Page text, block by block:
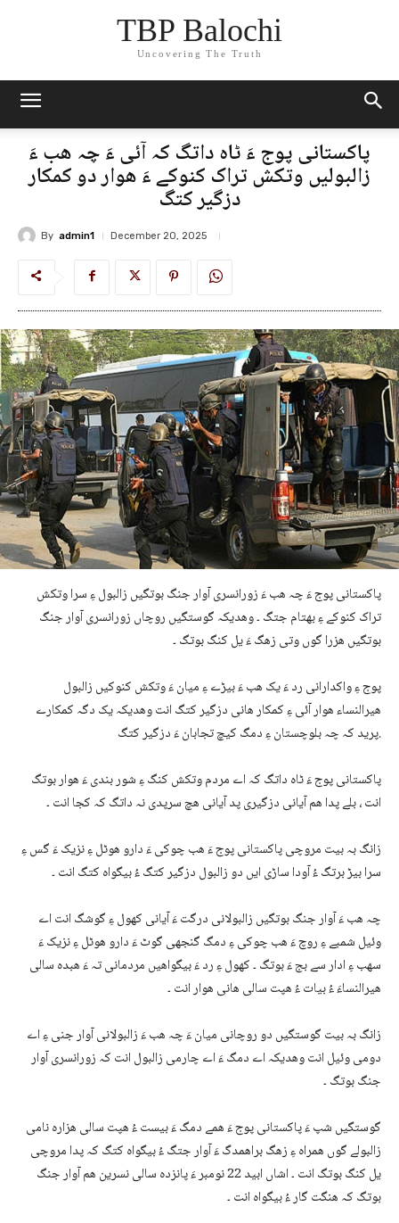
TBP Balochi
Uncovering The Truth
پاکستانی پوج ءَ ٹاہ داتگ کہ آئی ءَ چہ ھب ءَ
زالبولیں وتکش تراک کنوکے ءَ ھوار دو کمکار
دزگیر کتگ
By admin1 December 20, 2025
پاکستانی پوج ءَ چہ ھب ءَ زورانسری آوار جنگ بوتگیں زالبول ءِ سرا وتکش
تراک کنوکے ءِ بھتام جتگ ۔ وھدیکہ گوستگیں روچاں زورانسری آوار جنگ
بوتگیں ھزرا گوں وتی زھگ ءَ یل کنگ بوتگ ۔
پوج ءِ واکدارانی رد ءَ یک ھب ءَ بیڑے ءِ میان ءَ وتکش کنوکیں زالبول
ھیرالنساء ھوار آئی ءِ کمکار ھانی دزگیر کتگ انت وھدیکہ یک دگہ کمکارے
پرید کہ چہ بلوچستان ءِ دمگ کیچ تجابان ءَ دزگیر کتگ.
پاکستانی پوج ءَ ٹاہ داتگ کہ اے مردم وتکش کنگ ءِ شور بندی ءَ ھوار بوتگ
انت ، بلے پدا ھم آیانی دزگیری پد آیانی ھچ سرپدی نہ داتگ کہ کجا انت ۔
زانگ بہ بیت مروچی پاکستانی پوج ءَ ھب چوکی ءَ دارو ھوٹل ءِ نزیک ءَ گس ءِ
سرا بیڑ برتگ ءُ آودا ساڑی ایں دو زالبول دزگیر کتگ ءُ بیگواہ کتگ انت ۔
چہ ھب ءَ آوار جنگ بوتگیں زالبولانی درگت ءَ آیانی کھول ءِ گوشگ انت اے
وئیل شمبے ءِ روچ ءَ ھب چوکی ءِ دمگ گنجھی گوٹ ءَ دارو ھوٹل ءِ نزیک ءَ
سھب ءِ ادار سے بج ءَ بوتگ ۔ کھول ءِ رد ءَ بیگواھیں مردمانی تہ ءَ ھبدہ سالی
ھیرالنساءَ ءُ بیات ءُ ھپت سالی ھانی ھوار انت ۔
زانگ بہ بیت گوستگیں دو روچانی میان ءَ چہ ھب ءَ زالبولانی آوار جنی ءِ اے
دومی وئیل انت وھدیکہ اے دمگ ءَ اے چارمی زالبول انت کہ زورانسری آوار
جنگ بوتگ ۔
گوستگیں شپ ءَ پاکستانی پوج ءَ ھمے دمگ ءَ بیست ءُ ھپت سالی ھزارہ نامی
زالبولے گوں ھمراہ ءِ زھگ براھمدگ ءَ آوار جتگ ءُ بیگواہ کتگ کہ پدا مروچی
یل کنگ بوتگ انت ۔ اشاں ابید 22 نومبر ءَ پانزدہ سالی نسرین ھم آوار جنگ
بوتگ کہ ھنگت گار ءُ بیگواہ انت ۔